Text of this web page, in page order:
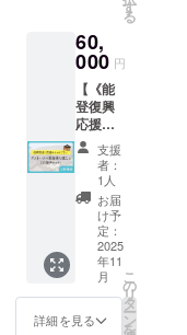
た、復
興応援
チケッ
トで
す。 ※
宿泊費
には使
用でき
ませ
ん。宿
泊およ
び体験
にかか
る費用
は、支
ご自身
にお送
りいた
しま
す。 ※
お気持
ち支援
プラン
はA・
B・C・
Dいずれ
もリ
ターン
の内容
は同じ
です。
へのご
送付と
なりま
す。
す
る
60,
000 円
【《能
登復興
応援チ
ケット
プラ
ン》ゲ
ストハ
ウス黒
島様で
使える
応援チ
ケット
（2名様
分）】
支援
者：
1人
お届
け予
定：
2025
年11
月
詳細を見る
こ
の
リ
タ
ー
ン
を